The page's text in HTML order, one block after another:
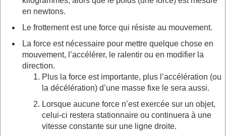
en newtons.
Le frottement est une force qui résiste au mouvement.
La force est nécessaire pour mettre quelque chose en
mouvement, l’accélérer, le ralentir ou en modifier la
direction.
Plus la force est importante, plus l’accélération (ou
la décélération) d’une masse fixe le sera aussi.
Lorsque aucune force n’est exercée sur un objet,
celui-ci restera stationnaire ou continuera à une
vitesse constante sur une ligne droite.